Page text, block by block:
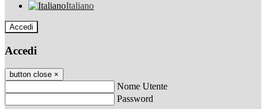
Italiano
Accedi
Accedi
button close ×
Nome Utente
Password